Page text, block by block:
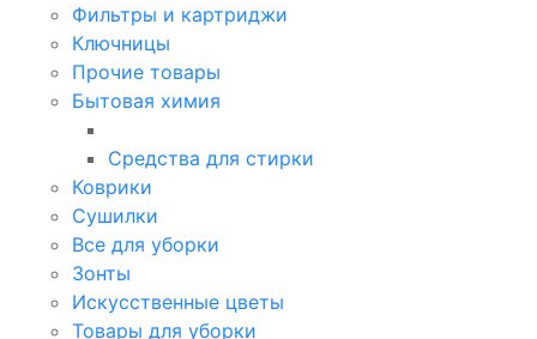
Фильтры и картриджи
Ключницы
Прочие товары
Бытовая химия
Средства для стирки
Коврики
Сушилки
Все для уборки
Зонты
Искусственные цветы
Товары для уборки